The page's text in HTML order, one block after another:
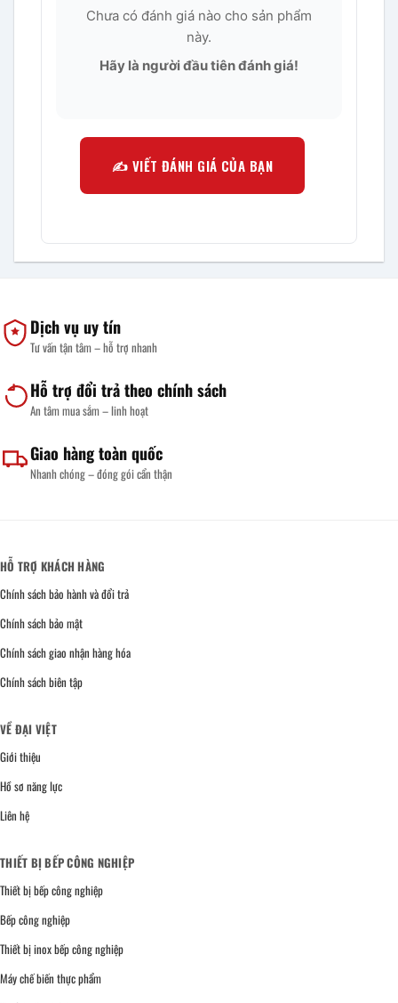
Chưa có đánh giá nào cho sản phẩm
này.
Hãy là người đầu tiên đánh giá!
✍️ VIẾT ĐÁNH GIÁ CỦA BẠN
Dịch vụ uy tín
Tư vấn tận tâm – hỗ trợ nhanh
Hỗ trợ đổi trả theo chính sách
An tâm mua sắm – linh hoạt
Giao hàng toàn quốc
Nhanh chóng – đóng gói cẩn thận
HỖ TRỢ KHÁCH HÀNG
Chính sách bảo hành và đổi trả
Chính sách bảo mật
Chính sách giao nhận hàng hóa
Chính sách biên tập
VỀ ĐẠI VIỆT
Giới thiệu
Hồ sơ năng lực
Liên hệ
THIẾT BỊ BẾP CÔNG NGHIỆP
Thiết bị bếp công nghiệp
Bếp công nghiệp
Thiết bị inox bếp công nghiệp
Máy chế biến thực phẩm